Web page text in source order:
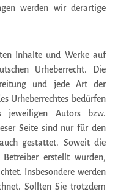
werden wir derartige
Inhalte und Werke auf
Urheberrecht. Die
und jede Art der
Urheberrechtes bedürfen
jeweiligen Autors bzw.
Seite sind nur für den
gestattet. Soweit die
erstellt wurden,
Insbesondere werden
Sollten Sie trotzdem